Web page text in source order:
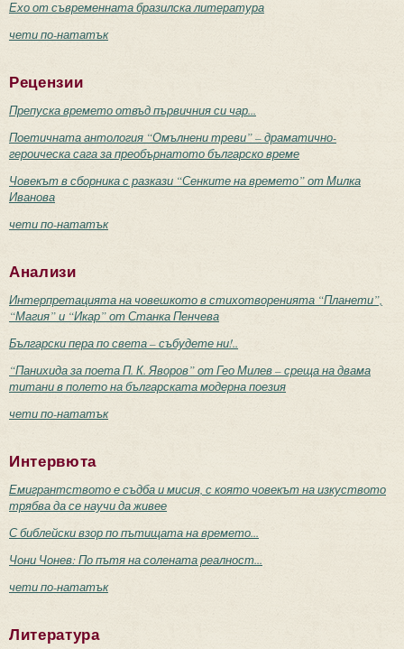
Ехо от съвременната бразилска литература
чети по-нататък
Рецензии
Препуска времето отвъд първичния си чар...
Поетичната антология “Омълнени треви” – драматично-
героическа сага за преобърнатото българско време
Човекът в сборника с разкази “Сенките на времето” от Милка
Иванова
чети по-нататък
Анализи
Интерпретацията на човешкото в стихотворенията “Планети”,
“Магия” и “Икар” от Станка Пенчева
Български пера по света – събудете ни!..
“Панихида за поета П. К. Яворов” от Гео Милев – среща на двама
титани в полето на българската модерна поезия
чети по-нататък
Интервюта
Емигрантството е съдба и мисия, с която човекът на изкуството
трябва да се научи да живее
С библейски взор по пътищата на времето...
Чони Чонев: По пътя на солената реалност...
чети по-нататък
Литература